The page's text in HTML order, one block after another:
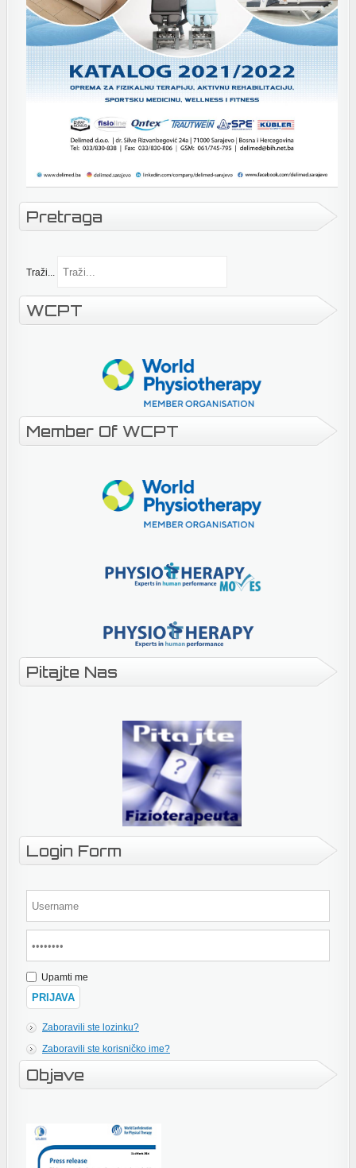
Pretraga
Traži...
WCPT
Member Of WCPT
Pitajte Nas
Login Form
Upamti me
Zaboravili ste lozinku?
Zaboravili ste korisničko ime?
Objave